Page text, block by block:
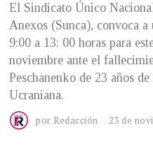
El Sindicato Único
Anexos (Sunca), convoca
9:00 a 13: 00 horas para
noviembre ante el
Peschanenko de 23 años
Ucraniana.
por Redacción 23 de